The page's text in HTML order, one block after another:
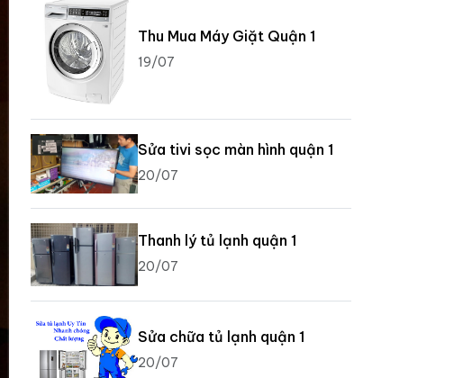
Thu Mua Máy Giặt Quận 1
19/07
Sửa tivi sọc màn hình quận 1
20/07
Thanh lý tủ lạnh quận 1
20/07
Sửa chữa tủ lạnh quận 1
20/07